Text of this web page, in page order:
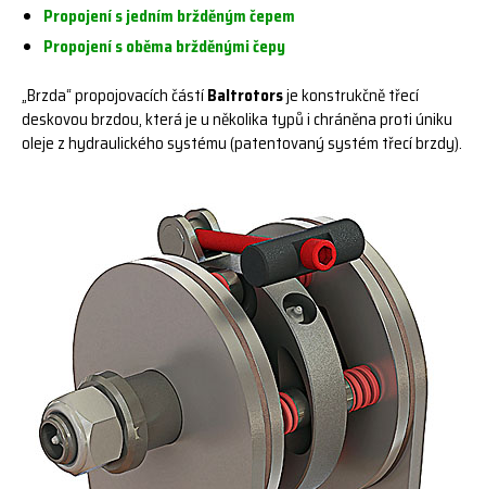
Propojení s jedním bržděným čepem
Propojení s oběma bržděnými čepy
„Brzda“ propojovacích částíBaltrotorsje konstrukčně třecí
deskovou brzdou, která je u několika typů i chráněna proti úniku
oleje z hydraulického systému (patentovaný systém třecí brzdy).